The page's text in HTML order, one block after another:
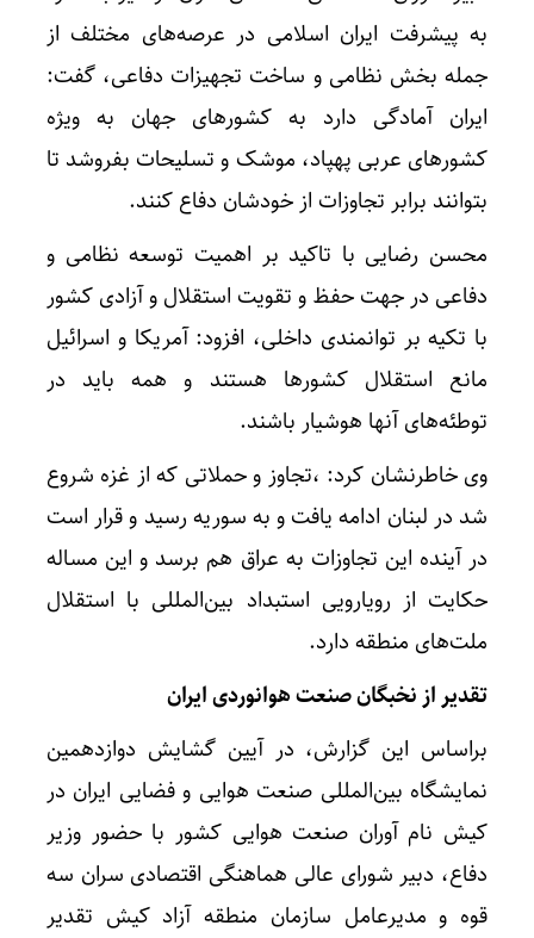
به پیشرفت ایران اسلامی در عرصه‌های مختلف از
جمله بخش نظامی و ساخت تجهیزات دفاعی، گفت:
ایران آمادگی دارد به کشور‌های جهان به ویژه
کشور‌های عربی پهپاد، موشک و تسلیحات بفروشد تا
بتوانند برابر تجاوزات از خودشان دفاع کنند.
محسن رضایی با تاکید بر اهمیت توسعه نظامی و
دفاعی در جهت حفظ و تقویت استقلال و آزادی کشور
با تکیه بر توانمندی داخلی، افزود: آمریکا و اسرائیل
مانع استقلال کشور‌ها هستند و همه باید در
توطئه‌های آنها هوشیار باشند.
وی خاطرنشان کرد: ،تجاوز و حملاتی که از غزه شروع
شد در لبنان ادامه یافت و به سوریه رسید و قرار است
در آینده این تجاوزات به عراق هم برسد و این مساله
حکایت از رویارویی استبداد بین‌المللی با استقلال
ملت‌های منطقه دارد.
تقدیر از نخبگان صنعت هوانوردی ایران
براساس این گزارش، در آیین گشایش دوازدهمین
نمایشگاه بین‌المللی صنعت هوایی و فضایی ایران در
کیش نام آوران صنعت هوایی کشور با حضور وزیر
دفاع، دبیر شورای عالی هماهنگی اقتصادی سران سه
قوه و مدیرعامل سازمان منطقه آزاد کیش تقدیر